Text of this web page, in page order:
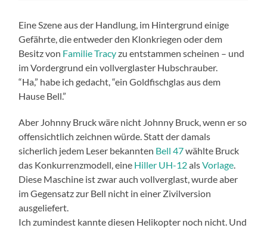
Eine Szene aus der Handlung, im Hintergrund einige
Gefährte, die entweder den Klonkriegen oder dem
Besitz von Familie Tracyzu entstammen scheinen – und
im Vordergrund ein vollverglaster Hubschrauber.
“Ha,” habe ich gedacht, “ein Goldfischglas aus dem
Hause Bell.”
Aber Johnny Bruck wäre nicht Johnny Bruck, wenn er so
offensichtlich zeichnen würde. Statt der damals
sicherlich jedem Leser bekannten Bell 47wählte Bruck
das Konkurrenzmodell, eine Hiller UH-12alsVorlage
Diese Maschine ist zwar auch vollverglast, wurde aber
im Gegensatz zur Bell nicht in einer Zivilversion
ausgeliefert.
Ich zumindest kannte diesen Helikopter noch nicht. Und